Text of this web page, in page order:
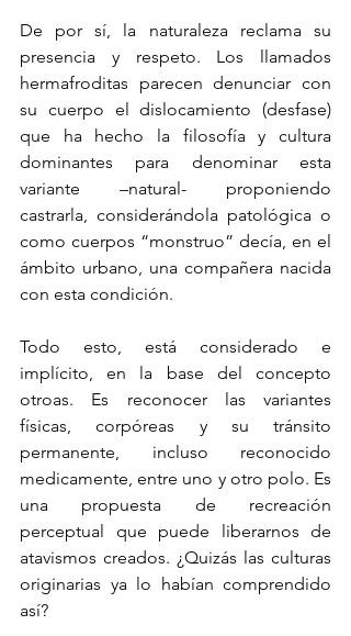
De por sí, la naturaleza reclama su
presencia y respeto. Los llamados
hermafroditas parecen denunciar con
su cuerpo el dislocamiento (desfase)
que ha hecho la filosofía y cultura
dominantes para denominar esta
variante –natural- proponiendo
castrarla, considerándola patológica o
como cuerpos “monstruo” decía, en el
ámbito urbano, una compañera nacida
con esta condición.
Todo esto, está considerado e
implícito, en la base del concepto
otroas. Es reconocer las variantes
físicas, corpóreas y su tránsito
permanente, incluso reconocido
medicamente, entre uno y otro polo. Es
una propuesta de recreación
perceptual que puede liberarnos de
atavismos creados. ¿Quizás las culturas
originarias ya lo habían comprendido
así?